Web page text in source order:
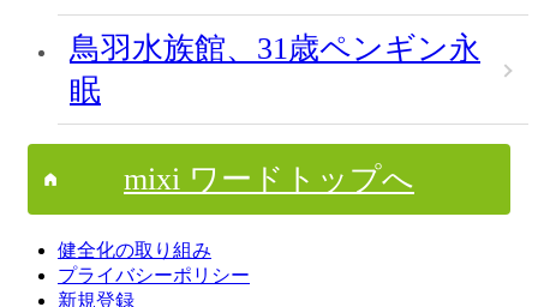
鳥羽水族館、31歳ペンギン永
眠
mixi ワードトップへ
健全化の取り組み
プライバシーポリシー
新規登録